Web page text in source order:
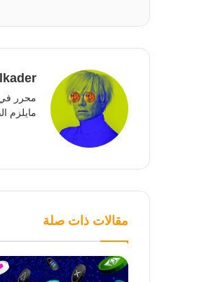
محرر في
مايلزم
مقالات ذات صلة